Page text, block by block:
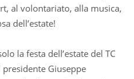
al volontariato, alla musica,
dell’estate!
la festa dell’estate del TC
Giuseppe